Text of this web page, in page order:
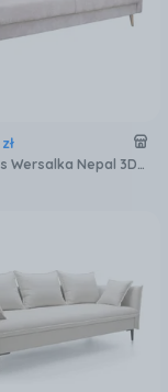
zł
Mebel Bos Wersalka Nepal 3Dl Sereno 682 Beżowa